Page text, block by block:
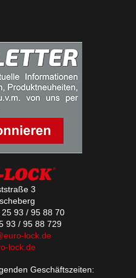
3
93 / 95 88 70
93 / 95 88 729
lock.de
lock.de
Geschäftszeiten: